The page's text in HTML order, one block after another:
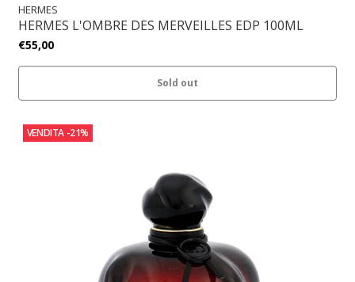
HERMES
HERMES L'OMBRE DES MERVEILLES EDP 100ML
€55,00
Sold out
VENDITA -21%